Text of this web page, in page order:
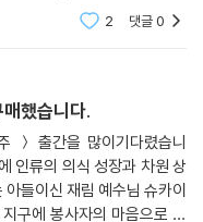
. 감사합니다.
2 댓글0
했습니다.
＞ 출간을 많이기다렸습니
인류의 의식 성장과 차원 상
들이신 재림 예수님 슈카이
구에 봉사자의 마음으로 행